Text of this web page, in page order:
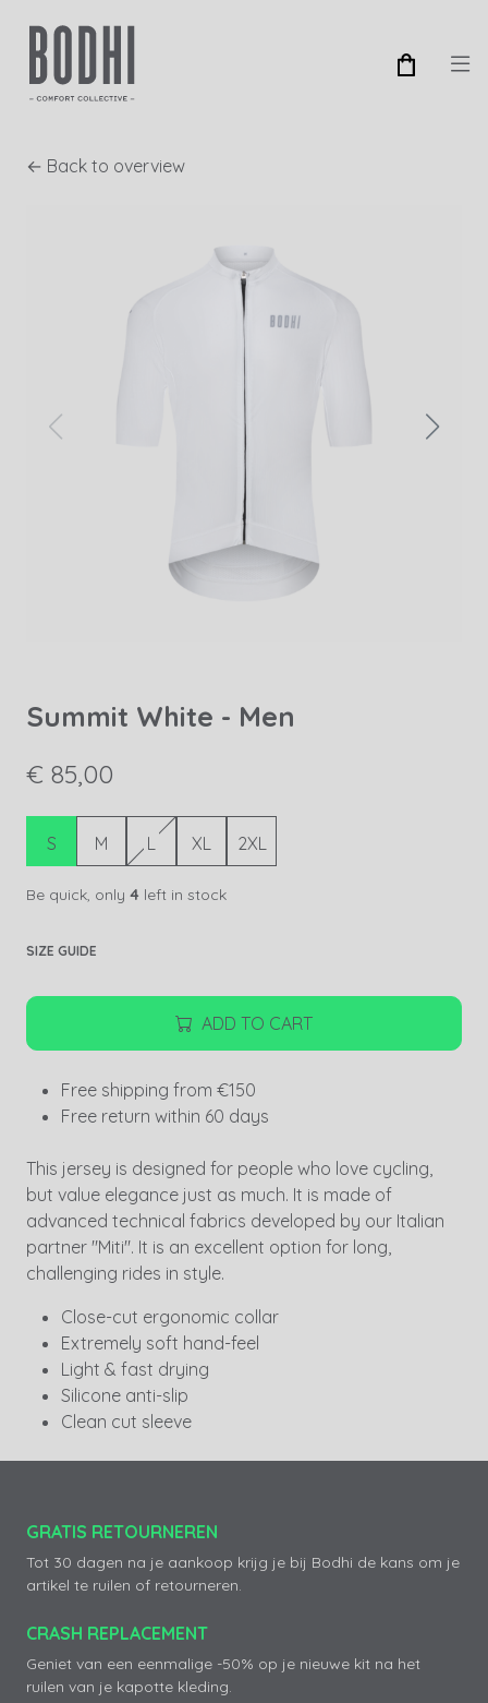
← Back to overview
Summit White - Men
€ 85,00
S M L XL 2XL
Be quick, only 4 left in stock
SIZE GUIDE
ADD TO CART
Free shipping from €150
Free return within 60 days
This jersey is designed for people who love cycling,
but value elegance just as much. It is made of
advanced technical fabrics developed by our Italian
partner "Miti". It is an excellent option for long,
challenging rides in style.
Close-cut ergonomic collar
Extremely soft hand-feel
Light & fast drying
Silicone anti-slip
Clean cut sleeve
GRATIS RETOURNEREN
Tot 30 dagen na je aankoop krijg je bij Bodhi de kans om je
artikel te ruilen of retourneren.
CRASH REPLACEMENT
Geniet van een eenmalige -50% op je nieuwe kit na het
ruilen van je kapotte kleding.